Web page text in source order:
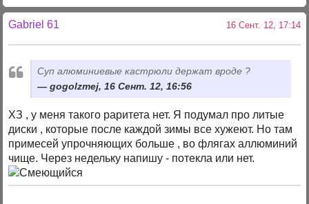
Gabriel 61 16 Сент. 12, 17:14
Суп алюминиевые кастрюли держат вроде ?
gogolzmej, 16 Сент. 12, 16:56
ХЗ , у меня такого раритета нет. Я подумал про литые
диски , которые после каждой зимы все хужеют. Но там
примесей упрочняющих больше , во флягах аллюминий
чище. Через недельку напишу - потекла или нет.